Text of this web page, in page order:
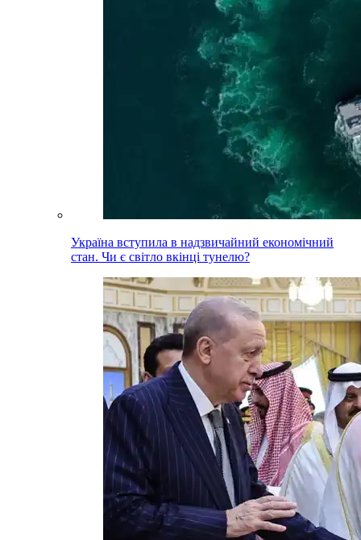
Україна вступила в надзвичайний економічний
стан. Чи є світло вкінці тунелю?